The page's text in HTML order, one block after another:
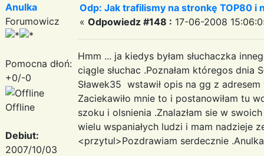
Anulka
Forumowicz
Pomocna dłoń:
+0/-0
Offline
Debiut:
2007/10/03
Odp: Jak trafilismy na stronkę TOP80 i
« Odpowiedz #148 : 17-06-2008
Hmm ... ja kiedys byłam słuchaczka
ciągle słuchac .Poznałam któregos dnia
Sławek35 wstawił opis na gg z adresem
Zaciekawiło mnie to i postanowiłam tu
szoku i olsnienia .Znalazłam sie w
wielu wspaniałych ludzi i mam nadzieje
<przytul>Pozdrawiam serdecznie